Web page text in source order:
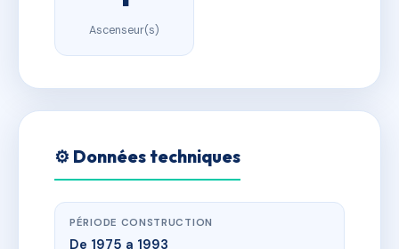
Ascenseur(s)
⚙️ Données techniques
PÉRIODE CONSTRUCTION
De 1975 a 1993